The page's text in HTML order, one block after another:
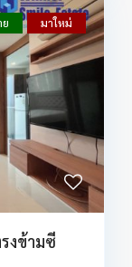
มาใหม่
งข้ามซี